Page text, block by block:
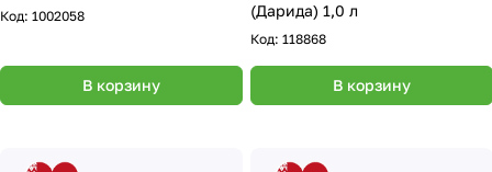
Код: 1002058
В корзину
(Дарида) 1,0 л
Код: 118868
В корзину